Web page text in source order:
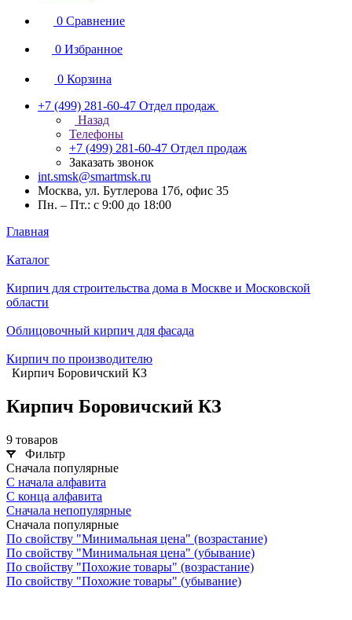
0 Сравнение
0 Избранное
0 Корзина
+7 (499) 281-60-47 Отдел продаж
Назад
Телефоны
+7 (499) 281-60-47 Отдел продаж
Заказать звонок
int.smsk@smartmsk.ru
Москва, ул. Бутлерова 17б, офис 35
Пн. – Пт.: с 9:00 до 18:00
Главная
Каталог
Кирпич для строительства дома в Москве и Московской
области
Облицовочный кирпич для фасада
Кирпич по производителю
Кирпич Боровичский КЗ
Кирпич Боровичский КЗ
9 товаров
Фильтр
Сначала популярные
С начала алфавита
С конца алфавита
Сначала непопулярные
Сначала популярные
По свойству "Минимальная цена" (возрастание)
По свойству "Минимальная цена" (убывание)
По свойству "Похожие товары" (возрастание)
По свойству "Похожие товары" (убывание)